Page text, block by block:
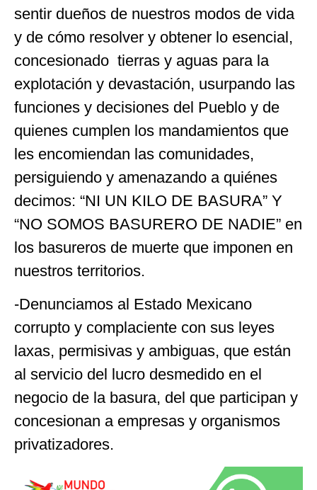
sentir dueños de nuestros modos de vida
y de cómo resolver y obtener lo esencial,
concesionado tierras y aguas para la
explotación y devastación, usurpando las
funciones y decisiones del Pueblo y de
quienes cumplen los mandamientos que
les encomiendan las comunidades,
persiguiendo y amenazando a quiénes
decimos: “NI UN KILO DE BASURA” Y
“NO SOMOS BASURERO DE NADIE” en
los basureros de muerte que imponen en
nuestros territorios.
-Denunciamos al Estado Mexicano
corrupto y complaciente con sus leyes
laxas, permisivas y ambiguas, que están
al servicio del lucro desmedido en el
negocio de la basura, del que participan y
concesionan a empresas y organismos
privatizadores.